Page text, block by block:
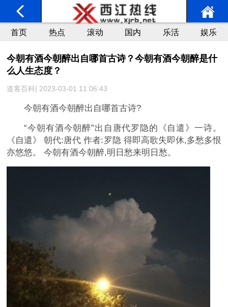
首页 热点 滚动 国内 乐活 娱乐
今朝有酒今朝醉出自哪首古诗？今朝有酒今朝醉是什
么人生态度？
道客百科| 2023-03-01 11:06:43
今朝有酒今朝醉出自哪首古诗?
“今朝有酒今朝醉”出自唐代罗隐的《自遣》一诗。
《自遣》 朝代:唐代 作者:罗隐 得即高歌失即休,多愁多恨
亦悠悠。 今朝有酒今朝醉,明日愁来明日愁。